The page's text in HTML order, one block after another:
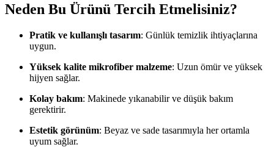
Neden Bu Ürünü Tercih Etmelisiniz?
Pratik ve kullanışlı tasarım: Günlük temizlik ihtiyaçlarına
uygun.
Yüksek kalite mikrofiber malzeme: Uzun ömür ve yüksek
hijyen sağlar.
Kolay bakım: Makinede yıkanabilir ve düşük bakım
gerektirir.
Estetik görünüm: Beyaz ve sade tasarımıyla her ortamla
uyum sağlar.